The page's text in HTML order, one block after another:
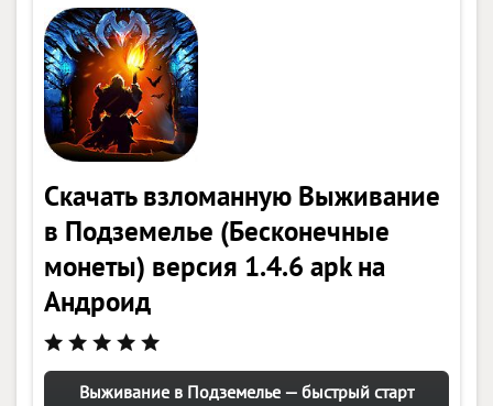
Скачать взломанную Выживание
в Подземелье (Бесконечные
монеты) версия 1.4.6 apk на
Андроид
Выживание в Подземелье — быстрый старт